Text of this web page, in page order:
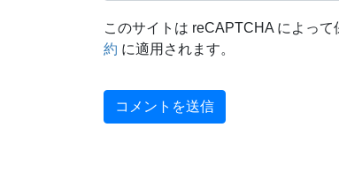
このサイトは reCAPTCHA によっ
約 に適用されます。